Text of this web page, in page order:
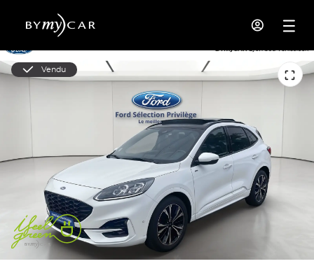
Vendu